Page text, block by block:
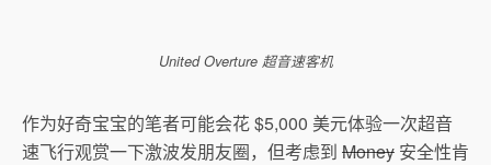
United Overture 超音速客机
作为好奇宝宝的笔者可能会花 $5,000 美元体验一次超音
速飞行观赏一下激波发朋友圈，但考虑到 Money 安全性肯